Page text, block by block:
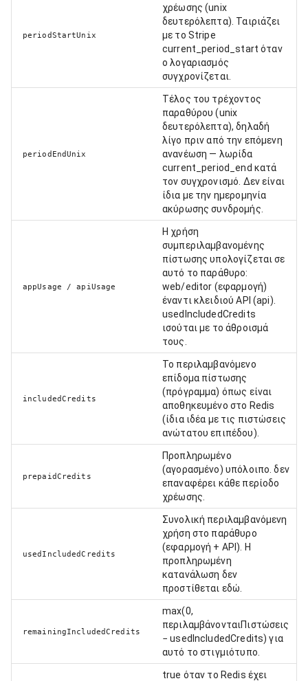
periodStartUnix
χρέωσης (unix
δευτερόλεπτα). Ταιριάζει
με το Stripe
current_period_start όταν
ο λογαριασμός
συγχρονίζεται.
periodEndUnix
Τέλος του τρέχοντος
παραθύρου (unix
δευτερόλεπτα), δηλαδή
λίγο πριν από την επόμενη
ανανέωση — λωρίδα
current_period_end κατά
τον συγχρονισμό. Δεν είναι
ίδια με την ημερομηνία
ακύρωσης συνδρομής.
appUsage / apiUsage
Η χρήση
συμπεριλαμβανομένης
πίστωσης υπολογίζεται σε
αυτό το παράθυρο:
web/editor (εφαρμογή)
έναντι κλειδιού API (api).
usedIncludedCredits
ισούται με το άθροισμά
τους.
includedCredits
Το περιλαμβανόμενο
επίδομα πίστωσης
(πρόγραμμα) όπως είναι
αποθηκευμένο στο Redis
(ίδια ιδέα με τις πιστώσεις
ανώτατου επιπέδου).
prepaidCredits
Προπληρωμένο
(αγορασμένο) υπόλοιπο. δεν
επαναφέρει κάθε περίοδο
χρέωσης.
usedIncludedCredits
Συνολική περιλαμβανόμενη
χρήση στο παράθυρο
(εφαρμογή + API). Η
προπληρωμένη
κατανάλωση δεν
προστίθεται εδώ.
remainingIncludedCredits
max(0,
περιλαμβάνονταιΠιστώσεις
− usedIncludedCredits) για
αυτό το στιγμιότυπο.
true όταν το Redis έχει